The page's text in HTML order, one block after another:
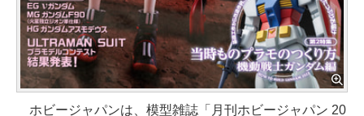
ホビージャパンは、模型雑誌「月刊ホビージャパン 20